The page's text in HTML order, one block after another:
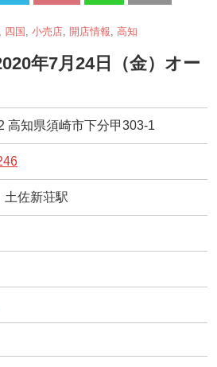
四国 小売店, 開店情報 高知
年7月24日（金）オー
高知県須崎市下分甲303-1
佐新荘駅